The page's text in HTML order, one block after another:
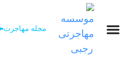
مجله مهاجرت